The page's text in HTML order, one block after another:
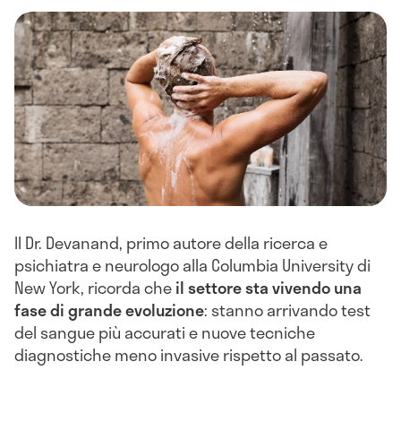
Il Dr. Devanand, primo autore della ricerca e
psichiatra e neurologo alla Columbia University di
New York, ricorda cheil settore sta vivendo una
fase di grande evoluzione: stanno arrivando test
del sangue più accurati e nuove tecniche
diagnostiche meno invasive rispetto al passato.